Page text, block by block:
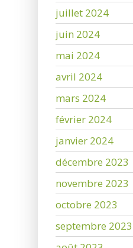
juillet 2024
juin 2024
mai 2024
avril 2024
mars 2024
février 2024
janvier 2024
décembre 2023
novembre 2023
octobre 2023
septembre 2023